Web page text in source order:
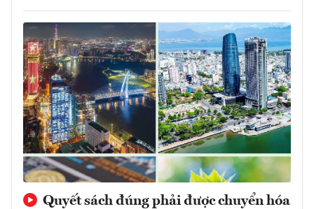
Quyết sách đúng phải được chuyển hóa